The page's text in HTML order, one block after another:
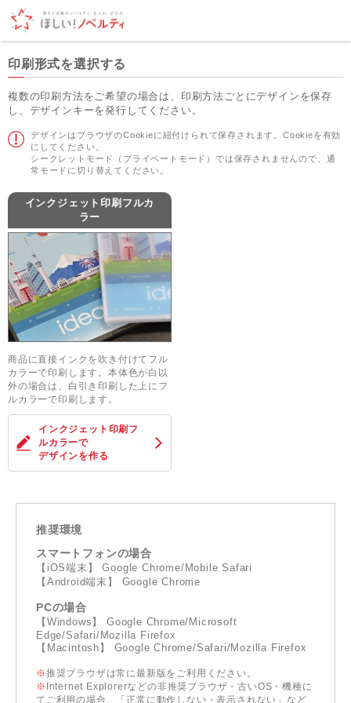
印刷形式を選択する
複数の印刷方法をご希望の場合は、印刷方法ごとにデザインを保存
し、デザインキーを発行してください。
デザインはブラウザのCookieに紐付けられて保存されます。Cookieを有効
にしてください。
シークレットモード（プライベートモード）では保存されませんので、通
常モードに切り替えてください。
インクジェット印刷フルカ
ラー
商品に直接インクを吹き付けてフル
カラーで印刷します。本体色が白以
外の場合は、白引き印刷した上にフ
ルカラーで印刷します。
インクジェット印刷フ
ルカラーで
デザインを作る
推奨環境
スマートフォンの場合
【iOS端末】 Google Chrome/Mobile Safari
【Android端末】 Google Chrome
PCの場合
【Windows】 Google Chrome/Microsoft
Edge/Safari/Mozilla Firefox
【Macintosh】 Google Chrome/Safari/Mozilla Firefox
※推奨ブラウザは常に最新版をご利用ください。
※ Internet Explorerなどの非推奨ブラウザ・古いOS・機種に
てご利用の場合、「正常に動作しない・表示されない」など